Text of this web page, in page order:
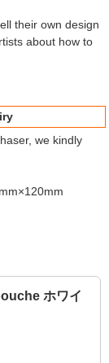
their own design
about how to
we kindly
ホワイ